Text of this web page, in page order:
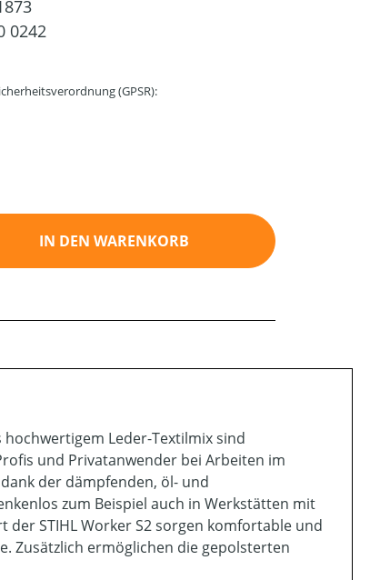
0242
(GPSR):
gewünschten Wert ein oder
IN DEN WARENKORB
Leder-Textilmix sind
und Privatanwender bei Arbeiten im
der dämpfenden, öl- und
zum Beispiel auch in Werkstätten mit
STIHL Worker S2 sorgen komfortable und
Zusätzlich ermöglichen die gepolsterten